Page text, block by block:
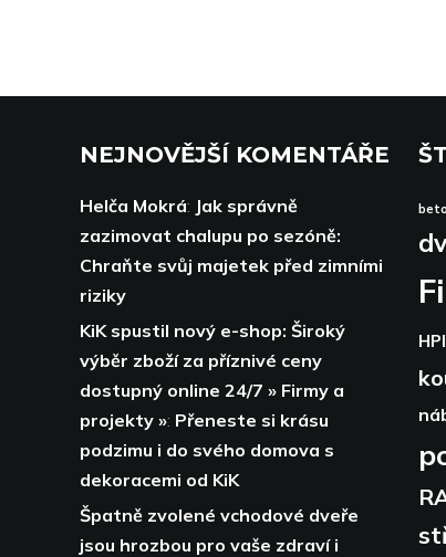
NEJNOVĚJŠÍ KOMENTÁŘE
Helča Mokrá: Jak správně
zazimovat chalupu po sezóně:
Chraňte svůj majetek před zimními
riziky
KiK spustil nový e-shop: Široký
výběr zboží za příznivé ceny
dostupný online 24/7 » Firmy a
projekty »: Přeneste si krásu
podzimu i do svého domova s
dekoracemi od KiK
Špatně zvolené vchodové dveře
jsou hrozbou pro vaše zdraví i